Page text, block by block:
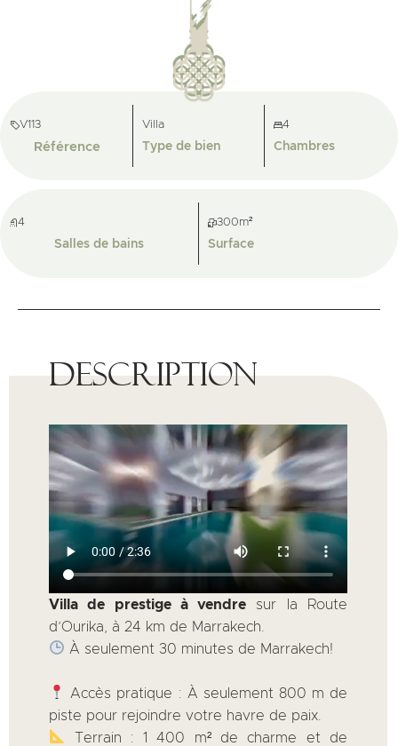
V113
Référence
Villa
Type de bien
4
Chambres
4
Salles de bains
300m²
Surface
Description
Villa de prestige à vendre sur la Route
d’Ourika, à 24 km de Marrakech.
À seulement 30 minutes de Marrakech!
Accès pratique : À seulement 800 m de
piste pour rejoindre votre havre de paix.
Terrain : 1 400 m² de charme et de